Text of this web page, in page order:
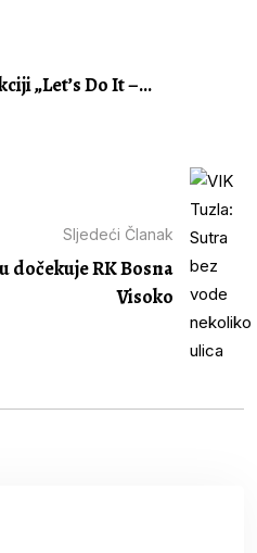
„Let’s Do It –...
Sljedeći Članak
dočekuje RK Bosna
Visoko